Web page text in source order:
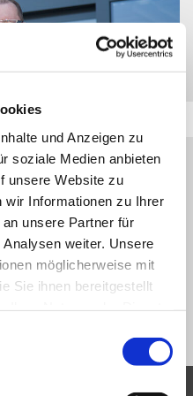
und Anzeigen zu
soziale Medien anbieten
unsere Website zu
wir Informationen zu Ihrer
unsere Partner für
weiter. Unsere
möglicherweise mit
Sie ihnen bereitgestellt
ZWISCHENZEITLICH
MEHR IN UNSERER
VERFÜGBAR.
VERSTÄNDNIS.